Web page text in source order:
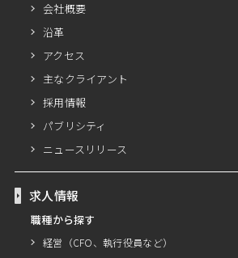
会社概要
沿革
アクセス
主なクライアント
採用情報
パブリシティ
ニュースリリース
求人情報
職種から探す
経営（CFO、執行役員など）